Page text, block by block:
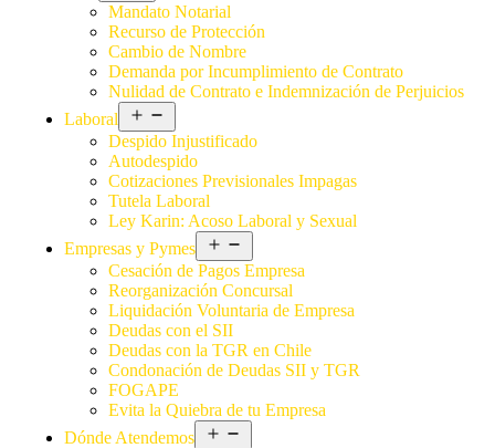
Mandato Notarial
Recurso de Protección
Cambio de Nombre
Demanda por Incumplimiento de Contrato
Nulidad de Contrato e Indemnización de Perjuicios
Laboral
Despido Injustificado
Autodespido
Cotizaciones Previsionales Impagas
Tutela Laboral
Ley Karin: Acoso Laboral y Sexual
Empresas y Pymes
Cesación de Pagos Empresa
Reorganización Concursal
Liquidación Voluntaria de Empresa
Deudas con el SII
Deudas con la TGR en Chile
Condonación de Deudas SII y TGR
FOGAPE
Evita la Quiebra de tu Empresa
Dónde Atendemos